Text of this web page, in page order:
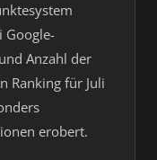
Google-
Anzahl der
Ranking für Juli
erobert.